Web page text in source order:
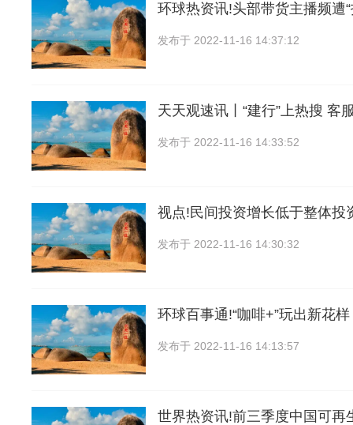
环球热资讯!头部带货主播频遭“
发布于 2022-11-16 14:37:12
天天观速讯丨“建行”上热搜 客
发布于 2022-11-16 14:33:52
视点!民间投资增长低于整体投
发布于 2022-11-16 14:30:32
环球百事通!“咖啡+”玩出新花样
发布于 2022-11-16 14:13:57
世界热资讯!前三季度中国可再